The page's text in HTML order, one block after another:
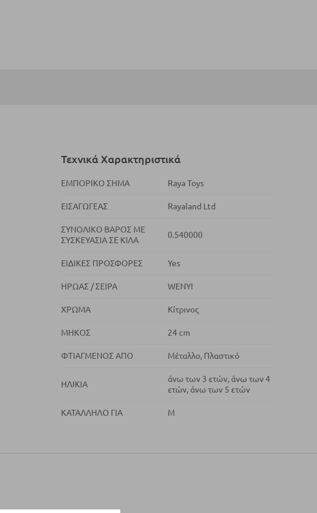
Τεχνικά Χαρακτηριστικά
ΕΜΠΟΡΙΚΌ ΣΉΜΑ Raya Toys
ΕΙΣΑΓΩΓΈΑΣ Rayaland Ltd
ΣΥΝΟΛΙΚΌ ΒΆΡΟΣ ΜΕ
ΣΥΣΚΕΥΑΣΊΑ ΣΕ ΚΙΛΆ
0.540000
ΕΙΔΙΚΈΣ ΠΡΟΣΦΟΡΈΣ Yes
ΉΡΩΑΣ / ΣΕΙΡΆ WENYI
ΧΡΏΜΑ Κίτρινος
ΜΉΚΟΣ 24 cm
ΦΤΙΑΓΜΈΝΟΣ ΑΠΌ Μέταλλο, Πλαστικό
ΗΛΙΚΊΑ
άνω των 3 ετών, άνω των 4
ετών, άνω των 5 ετών
ΚΑΤΆΛΛΗΛΟ ΓΙΑ M